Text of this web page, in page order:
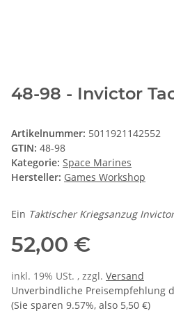
48-98 - Invictor
Artikelnummer: 5011921142552
GTIN: 48-98
Kategorie: Space Marines
Hersteller: Games Workshop
Ein Taktischer Kriegsanzug Invictor
52,00 €
inkl. 19% USt. , zzgl. Versand
Unverbindliche Preisempfehlung
(Sie sparen 9.57%, also 5,50 €)